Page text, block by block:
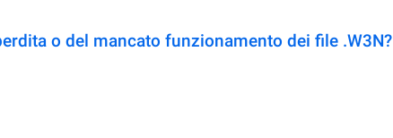
o del mancato funzionamento dei file .W3N?